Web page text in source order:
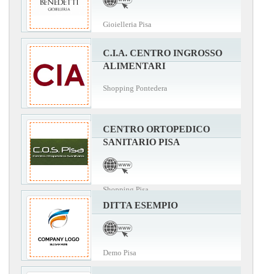
Gioielleria Pisa
C.I.A. CENTRO INGROSSO
ALIMENTARI
Shopping Pontedera
CENTRO ORTOPEDICO
SANITARIO PISA
Shopping Pisa
DITTA ESEMPIO
Demo Pisa